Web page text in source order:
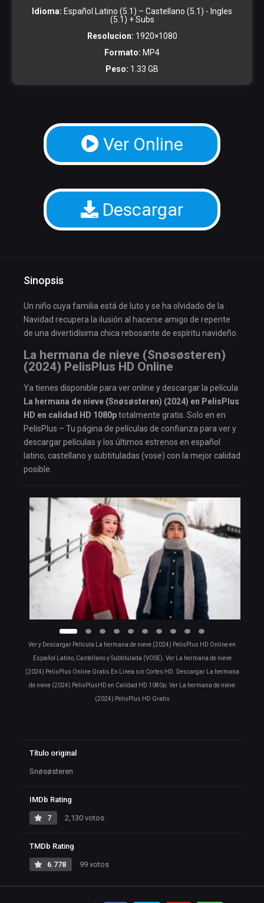
Idioma: Español Latino (5.1) – Castellano (5.1) - Ingles
(5.1) + Subs
Resolucion: 1920×1080
Formato: MP4
Peso: 1.33 GB
Ver Online
Descargar
Sinopsis
Un niño cuya familia está de luto y se ha olvidado de la
Navidad recupera la ilusión al hacerse amigo de repente
de una divertidísima chica rebosante de espíritu navideño.
La hermana de nieve (Snøsøsteren)
(2024) PelisPlus HD Online
Ya tienes disponible para ver online y descargar la película
La hermana de nieve (Snøsøsteren) (2024) en PelisPlus
HD en calidad HD 1080ptotalmente gratis. Solo en en
PelisPlus – Tu página de películas de confianza para ver y
descargar películas y los últimos estrenos en español
latino, castellano y subtituladas (vose) con la mejor calidad
posible.
Ver y Descargar Pelicula La hermana de nieve (2024) PelisPlus HD Online en
Español Latino, Castellano y Subtitulada (VOSE). Ver La hermana de nieve
(2024) PelisPlus Online Gratis En Linea sin Cortes HD. Descargar La hermana
de nieve (2024) PelisPlusHD en Calidad HD 1080p. Ver La hermana de nieve
(2024) PelisPlus HD Gratis
Título original
Snøsøsteren
IMDb Rating
7 2,130 votos
TMDb Rating
6.778 99 votos